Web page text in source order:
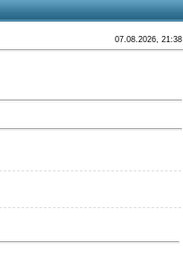
07.08.2026, 21:38